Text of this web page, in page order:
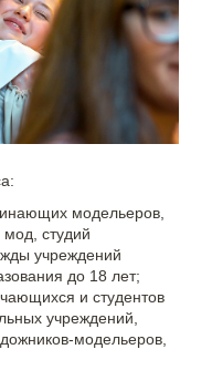
модельеров,
мод, студий
учреждений
до 18 лет;
и студентов
учреждений,
модельеров,